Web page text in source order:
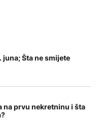
juna; Šta ne smijete
na prvu nekretninu i šta